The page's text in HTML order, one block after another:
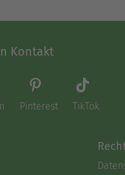
Kontakt
Pinterest TikTok